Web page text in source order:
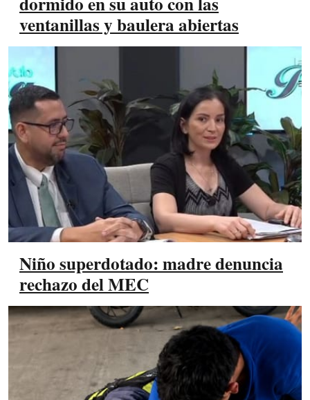
ventanillas y baulera abiertas
Niño superdotado: madre denuncia
rechazo del MEC